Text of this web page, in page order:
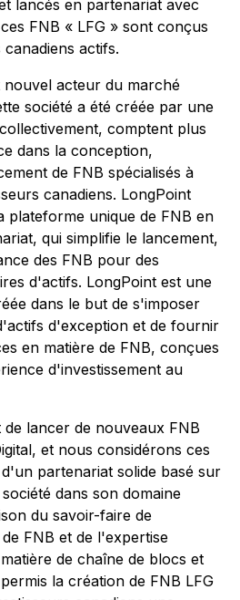
lancés en partenariat avec
FNB « LFG » sont conçus
actifs.
acteur du marché
société a été créée par une
comptent plus
dans la conception,
de FNB spécialisés à
canadiens. LongPoint
plateforme unique de FNB en
qui simplifie le lancement,
des FNB pour des
d'actifs. LongPoint est une
dans le but de s'imposer
d'exception et de fournir
en matière de FNB, conçues
d'investissement au
lancer de nouveaux FNB
et nous considérons ces
partenariat solide basé sur
dans son domaine
du savoir-faire de
FNB et de l'expertise
de chaîne de blocs et
la création de FNB LFG